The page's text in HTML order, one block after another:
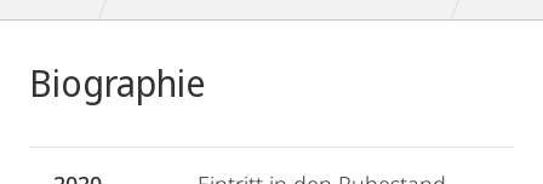
Biographie